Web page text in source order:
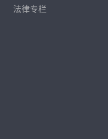
法律专栏